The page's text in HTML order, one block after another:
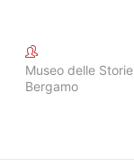
Museo delle Storie
Bergamo